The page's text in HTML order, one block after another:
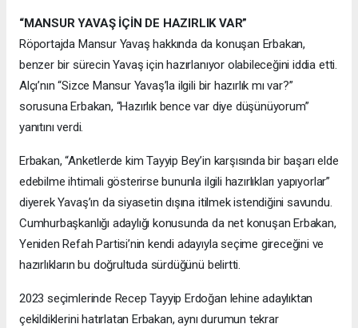
“MANSUR YAVAŞ İÇİN DE HAZIRLIK VAR”
Röportajda Mansur Yavaş hakkında da konuşan Erbakan,
benzer bir sürecin Yavaş için hazırlanıyor olabileceğini iddia etti.
Alçı’nın “Sizce Mansur Yavaş’la ilgili bir hazırlık mı var?”
sorusuna Erbakan, “Hazırlık bence var diye düşünüyorum”
yanıtını verdi.
Erbakan, “Anketlerde kim Tayyip Bey’in karşısında bir başarı elde
edebilme ihtimali gösterirse bununla ilgili hazırlıkları yapıyorlar”
diyerek Yavaş’ın da siyasetin dışına itilmek istendiğini savundu.
Cumhurbaşkanlığı adaylığı konusunda da net konuşan Erbakan,
Yeniden Refah Partisi’nin kendi adayıyla seçime gireceğini ve
hazırlıkların bu doğrultuda sürdüğünü belirtti.
2023 seçimlerinde Recep Tayyip Erdoğan lehine adaylıktan
çekildiklerini hatırlatan Erbakan, aynı durumun tekrar